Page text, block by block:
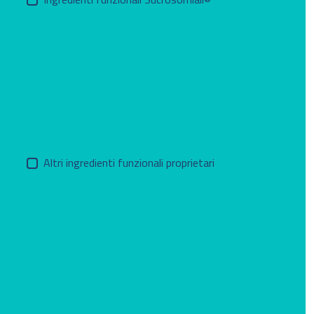
Altri ingredienti funzionali proprietari